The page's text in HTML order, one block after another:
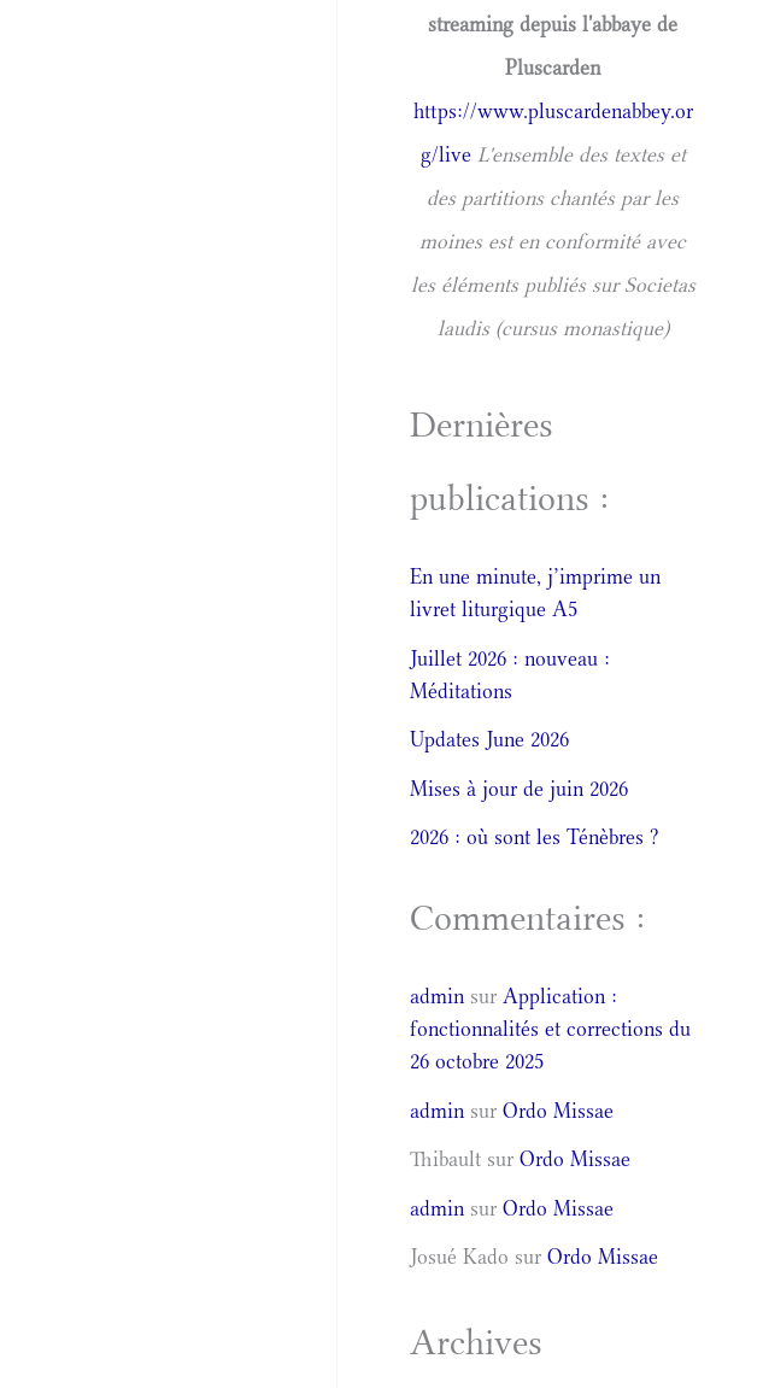
streaming depuis l'abbaye de
Pluscarden
https://www.pluscardenabbey.or
g/live L'ensemble des textes et
des partitions chantés par les
moines est en conformité avec
les éléments publiés sur Societas
laudis (cursus monastique)
Dernières
publications :
En une minute, j’imprime un
livret liturgique A5
Juillet 2026 : nouveau :
Méditations
Updates June 2026
Mises à jour de juin 2026
2026 : où sont les Ténèbres ?
Commentaires :
admin surApplication :
fonctionnalités et corrections du
26 octobre 2025
admin surOrdo Missae
Thibault surOrdo Missae
admin surOrdo Missae
Josué Kado surOrdo Missae
Archives